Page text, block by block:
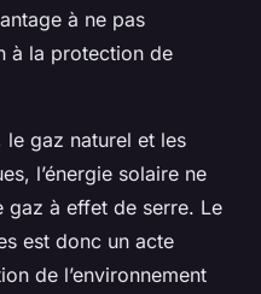
à ne pas
à la protection de
le gaz naturel et les
l’énergie solaire ne
gaz à effet de serre. Le
est donc un acte
de l’environnement